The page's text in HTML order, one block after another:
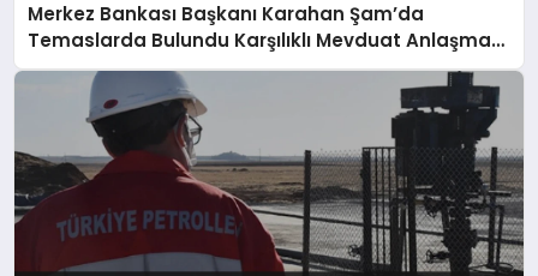
Merkez Bankası Başkanı Karahan Şam’da
Temaslarda Bulundu Karşılıklı Mevduat Anlaşması
Yapıldı